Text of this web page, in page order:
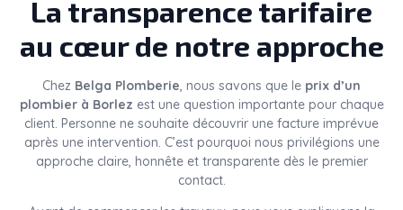
La transparence tarifaire
au cœur de notre approche
Chez Belga Plomberie, nous savons que le prix d’un
plombier à Borlez est une question importante pour chaque
client. Personne ne souhaite découvrir une facture imprévue
après une intervention. C’est pourquoi nous privilégions une
approche claire, honnête et transparente dès le premier
contact.